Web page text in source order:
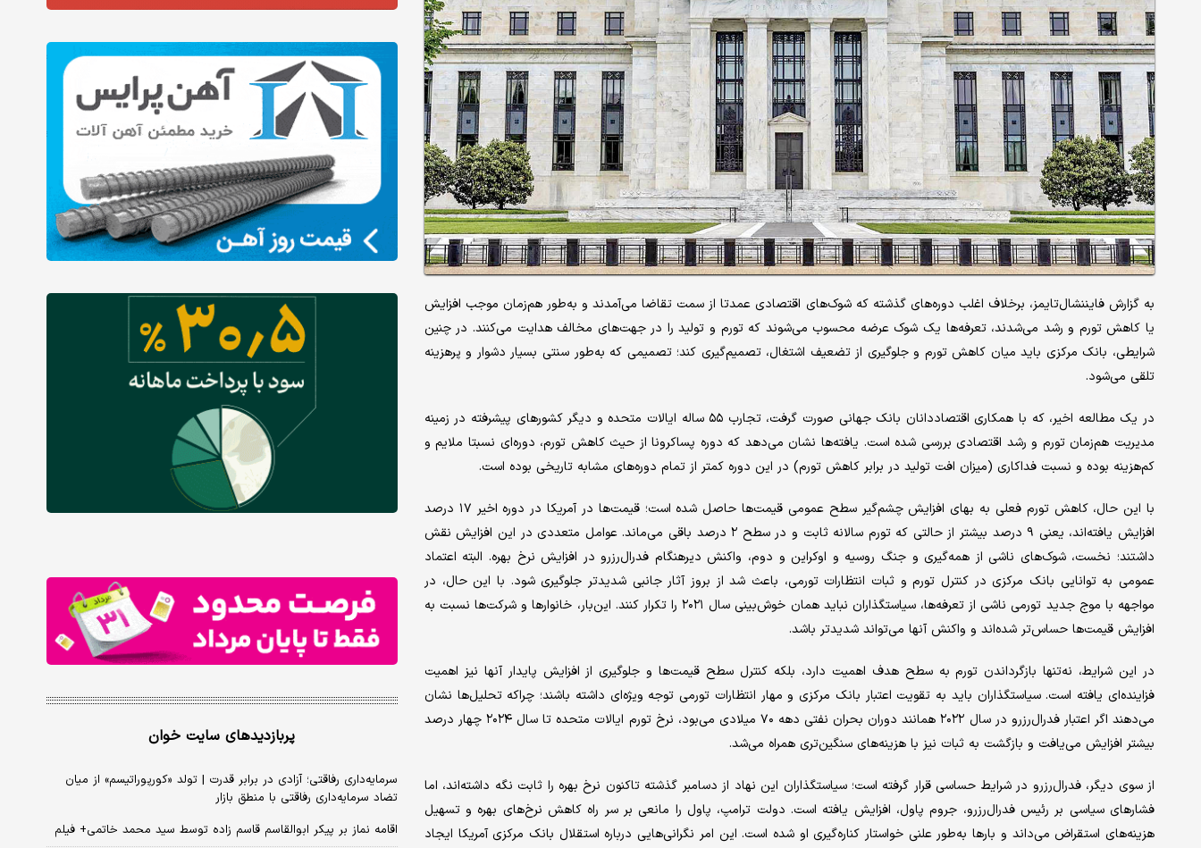
به گزارش فایننشال‌‌‌تایمز، برخلاف اغلب دوره‌‌‌های گذشته که شوک‌‌‌های اقتصادی عمدتا از سمت تقاضا می‌‌‌آمدند و به‌طور هم‌‌‌زمان موجب افزایش
یا کاهش تورم و رشد می‌شدند، تعرفه‌‌‌ها یک شوک عرضه محسوب می‌شوند که تورم و تولید را در جهت‌‌‌های مخالف هدایت می‌‌‌کنند. در چنین
شرایطی، بانک مرکزی باید میان کاهش تورم و جلوگیری از تضعیف اشتغال، تصمیم‌گیری کند؛ تصمیمی که به‌‌‌طور سنتی بسیار دشوار و پرهزینه
تلقی می‌شود.
در یک مطالعه اخیر، که با همکاری اقتصاددانان بانک جهانی صورت گرفت، تجارب ۵۵ ساله ایالات متحده و دیگر کشورهای پیشرفته در زمینه
مدیریت هم‌‌‌زمان تورم و رشد اقتصادی بررسی شده است. یافته‌‌‌ها نشان می‌دهد که دوره پساکرونا از حیث کاهش تورم، دوره‌‌‌ای نسبتا ملایم و
کم‌‌‌هزینه بوده و نسبت فداکاری (میزان افت تولید در برابر کاهش تورم) در این دوره کمتر از تمام دوره‌‌‌های مشابه تاریخی بوده است.
با این حال، کاهش تورم فعلی به بهای افزایش چشم‌‌‌گیر سطح عمومی قیمت‌‌‌ها حاصل شده است؛ قیمت‌‌‌ها در آمریکا در دوره اخیر ۱۷ درصد
افزایش یافته‌‌‌اند، یعنی ۹ درصد بیشتر از حالتی که تورم سالانه ثابت و در سطح ۲ درصد باقی می‌‌‌ماند. عوامل متعددی در این افزایش نقش
داشتند؛ نخست، شوک‌‌‌های ناشی از همه‌‌‌گیری و جنگ روسیه و اوکراین و دوم، واکنش دیرهنگام فدرال‌‌‌رزرو در افزایش نرخ بهره. البته اعتماد
عمومی به توانایی بانک مرکزی در کنترل تورم و ثبات انتظارات تورمی، باعث شد از بروز آثار جانبی شدیدتر جلوگیری شود. با این حال، در
مواجهه با موج جدید تورمی ناشی از تعرفه‌‌‌ها، سیاستگذاران نباید همان خوش‌‌‌بینی سال ۲۰۲۱ را تکرار کنند. این‌بار، خانوارها و شرکت‌ها نسبت به
افزایش قیمت‌‌‌ها حساس‌‌‌تر شده‌‌‌اند و واکنش آنها می‌تواند شدیدتر باشد.
در این شرایط، نه‌‌‌تنها بازگرداندن تورم به سطح هدف اهمیت دارد، بلکه کنترل سطح قیمت‌‌‌ها و جلوگیری از افزایش پایدار آنها نیز اهمیت
فزاینده‌‌‌ای یافته است. سیاستگذاران باید به تقویت اعتبار بانک مرکزی و مهار انتظارات تورمی توجه ویژه‌‌‌ای داشته باشند؛ چراکه تحلیل‌‌‌ها نشان
می‌دهند اگر اعتبار فدرال‌‌‌رزرو در سال ۲۰۲۲ همانند دوران بحران نفتی دهه ۷۰ میلادی می‌‌‌بود، نرخ تورم ایالات متحده تا سال ۲۰۲۴ چهار درصد
بیشتر افزایش می‌‌‌یافت و بازگشت به ثبات نیز با هزینه‌‌‌های سنگین‌‌‌تری همراه می‌شد.
از سوی دیگر، فدرال‌‌‌رزرو در شرایط حساسی قرار گرفته است؛ سیاستگذاران این نهاد از دسامبر گذشته تاکنون نرخ بهره را ثابت نگه داشته‌‌‌اند، اما
فشارهای سیاسی بر رئیس فدرال‌‌‌رزرو، جروم پاول، افزایش یافته است. دولت ترامپ، پاول را مانعی بر سر راه کاهش نرخ‌‌‌های بهره و تسهیل
هزینه‌‌‌های استقراض می‌‌‌داند و بارها به‌طور علنی خواستار کناره‌‌‌گیری او شده است. این امر نگرانی‌‌‌هایی درباره استقلال بانک مرکزی آمریکا ایجاد
پربازدیدهای سایت خوان
سرمایه‌داری رفاقتی؛ آزادی در برابر قدرت | تولد «کورپوراتیسم» از میان
تضاد سرمایه‌داری رفاقتی با منطق بازار
اقامه نماز بر پیکر ابوالقاسم قاسم زاده توسط سید محمد خاتمی+ فیلم